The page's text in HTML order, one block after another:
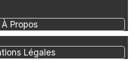
À Propos
Légales